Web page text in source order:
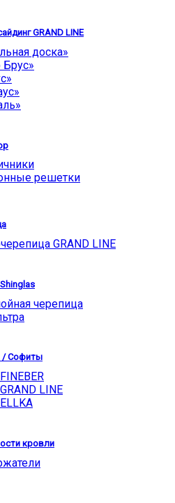
GRAND LINE
доска»
решетки
GRAND LINE
черепица
/ Софиты
LINE
кровли